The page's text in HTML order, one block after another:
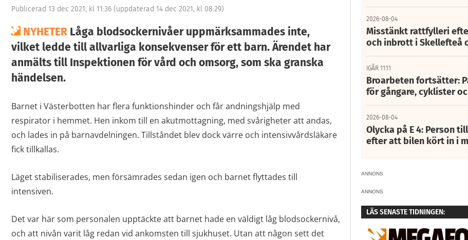
Publicerad 13 dec 2021, kl 11:36 (uppdaterad 14 dec 2021, kl 08:29)
NYHETERLåga blodsockernivåer uppmärksammades inte,
vilket ledde till allvarliga konsekvenser för ett barn. Ärendet har
anmälts till Inspektionen för vård och omsorg, som ska granska
händelsen.
Barnet i Västerbotten har flera funktionshinder och får andningshjälp med
respirator i hemmet. Hen inkom till en akutmottagning, med svårigheter att andas,
och lades in på barnavdelningen. Tillståndet blev dock värre och intensivvårdsläkare
fick tillkallas.
Läget stabiliserades, men försämrades sedan igen och barnet flyttades till
intensiven.
Det var här som personalen upptäckte att barnet hade en väldigt låg blodsockernivå,
och att nivån varit låg redan vid ankomsten till sjukhuset. Utan att någon sett det
2026-08-04
Misstänkt rattfylleri
och inbrott i Skellefteå
IGÅR 11:11
Broarbeten fortsätter:
för gångare, cyklister
2026-08-04
Olycka på E 4: Person
efter att bilen kört in i
ANNONS
ANNONS
LÄS SENASTE TIDNINGEN: